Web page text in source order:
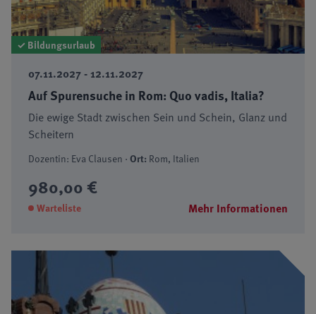
✓ Bildungsurlaub
07.11.2027 - 12.11.2027
Auf Spurensuche in Rom: Quo vadis, Italia?
Die ewige Stadt zwischen Sein und Schein, Glanz und
Scheitern
Dozentin: Eva Clausen ·Ort: Rom, Italien
980,00 €
Warteliste Mehr Informationen